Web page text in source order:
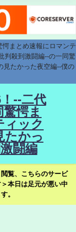
まとめ速報にロマンテ
判殺到激闘編--の一同驚
見たかった夜空編--僕の
--二代
愕ま
ィック
たかっ
闘編
覧、こちらのサービ
本日は足元が悪い中
。